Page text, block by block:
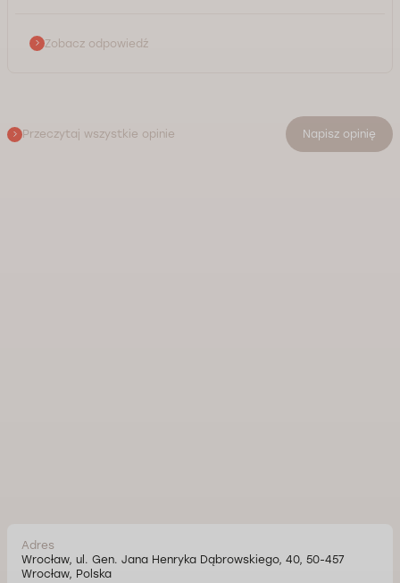
Zobacz odpowiedź
Przeczytaj wszystkie opinie Napisz opinię
Adres
Wrocław, ul. Gen. Jana Henryka Dąbrowskiego, 40, 50-457
Wrocław, Polska